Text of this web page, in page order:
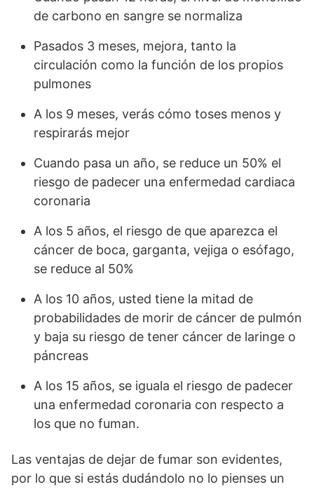
de carbono en sangre se normaliza
Pasados 3 meses, mejora, tanto la
circulación como la función de los propios
pulmones
A los 9 meses, verás cómo toses menos y
respirarás mejor
Cuando pasa un año, se reduce un 50% el
riesgo de padecer una enfermedad cardiaca
coronaria
A los 5 años, el riesgo de que aparezca el
cáncer de boca, garganta, vejiga o esófago,
se reduce al 50%
A los 10 años, usted tiene la mitad de
probabilidades de morir de cáncer de pulmón
y baja su riesgo de tener cáncer de laringe o
páncreas
A los 15 años, se iguala el riesgo de padecer
una enfermedad coronaria con respecto a
los que no fuman.
Las ventajas de dejar de fumar son evidentes,
por lo que si estás dudándolo no lo pienses un